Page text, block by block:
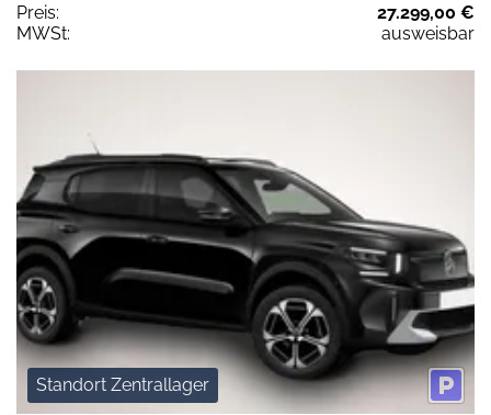
Preis:
27.299,00 €
MWSt:
ausweisbar
Standort Zentrallager